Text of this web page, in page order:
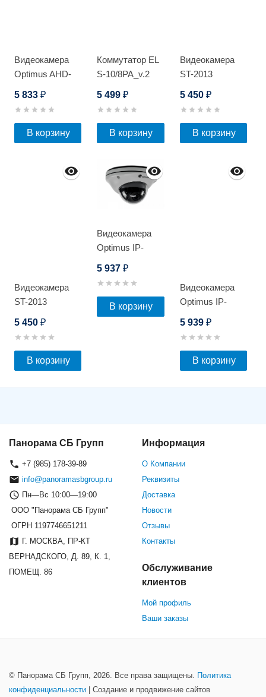
Видеокамера
Optimus AHD-
5 833 ₽
В корзину
Коммутатор EL
S-10/8PA_v.2
5 499₽
В корзину
Видеокамера
ST-2013
5 450 ₽
В корзину
Видеокамера
ST-2013
5 450 ₽
В корзину
Видеокамера
Optimus IP-
5 937₽
В корзину
Видеокамера
Optimus IP-
5 939 ₽
В корзину
Панорама СБ Групп
+7 (985) 178-39-89
info@panoramasbgroup.ru
Пн—Вс 10:00—19:00
ООО "Панорама СБ Групп"
ОГРН 1197746651211
Г. МОСКВА, ПР-КТ
ВЕРНАДСКОГО, Д. 89, К. 1,
ПОМЕЩ. 86
Информация
О Компании
Реквизиты
Доставка
Новости
Отзывы
Контакты
Обслуживание
клиентов
Мой профиль
Ваши заказы
© Панорама СБ Групп, 2026. Все права защищены.
Политика
конфиденциальности | Создание и продвижение сайтов